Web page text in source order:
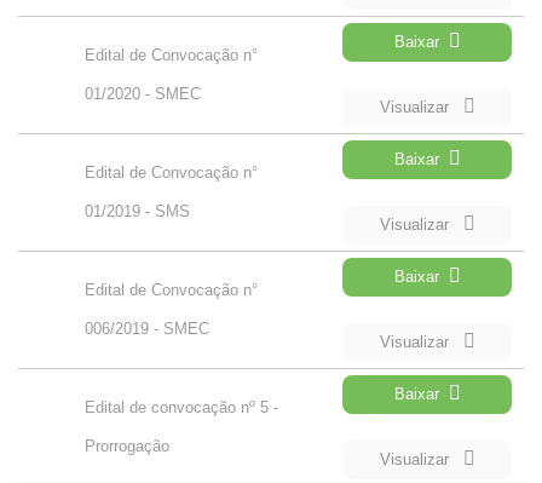
Edital de Convocação n°
01/2020 - SMEC
Baixar
Visualizar
Edital de Convocação n°
01/2019 - SMS
Baixar
Visualizar
Edital de Convocação n°
006/2019 - SMEC
Baixar
Visualizar
Edital de convocação nº 5 -
Prorrogação
Baixar
Visualizar